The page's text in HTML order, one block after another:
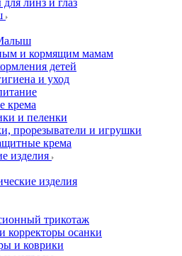
линз и глаз
и кормящим мамам
детей
и уход
крема
и пеленки
прорезыватели и игрушки
крема
изделия
изделия
трикотаж
корректоры осанки
и коврики